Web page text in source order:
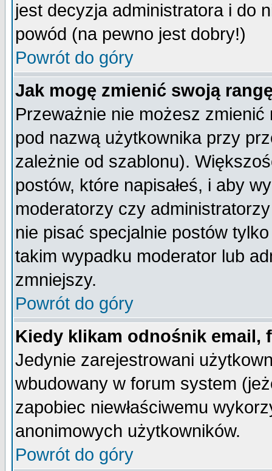
jest decyzja administratora i do
powód (na pewno jest dobry!)
Powrót do góry
Jak mogę zmienić swoją
Przeważnie nie możesz
pod nazwą użytkownika przy
zależnie od szablonu).
postów, które napisałeś, i aby
moderatorzy czy
nie pisać specjalnie postów
takim wypadku moderator lub
zmniejszy.
Powrót do góry
Kiedy klikam odnośnik email,
Jedynie zarejestrowani
wbudowany w forum system
zapobiec niewłaściwemu
anonimowych użytkowników.
Powrót do góry